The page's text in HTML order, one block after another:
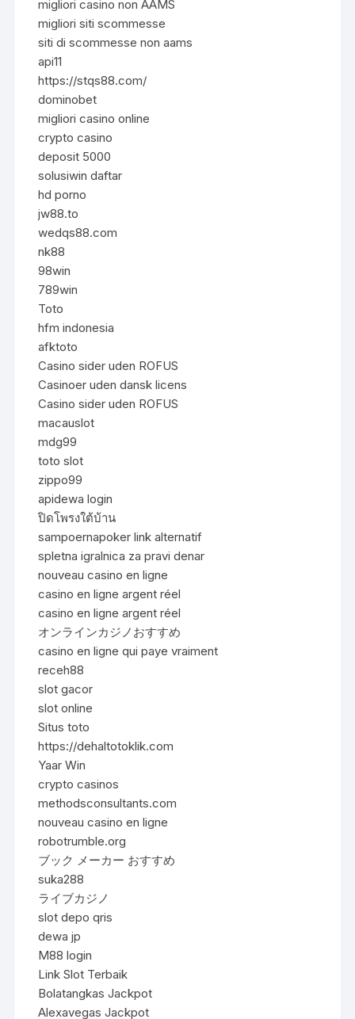
migliori casino non AAMS
migliori siti scommesse
siti di scommesse non aams
api11
https://stqs88.com/
dominobet
migliori casino online
crypto casino
deposit 5000
solusiwin daftar
hd porno
jw88.to
wedqs88.com
nk88
98win
789win
Toto
hfm indonesia
afktoto
Casino sider uden ROFUS
Casinoer uden dansk licens
Casino sider uden ROFUS
macauslot
mdg99
toto slot
zippo99
apidewa login
ปิดโพรงใต้บ้าน
sampoernapoker link alternatif
spletna igralnica za pravi denar
nouveau casino en ligne
casino en ligne argent réel
casino en ligne argent réel
オンラインカジノおすすめ
casino en ligne qui paye vraiment
receh88
slot gacor
slot online
Situs toto
https://dehaltotoklik.com
Yaar Win
crypto casinos
methodsconsultants.com
nouveau casino en ligne
robotrumble.org
ブック メーカー おすすめ
suka288
ライブカジノ
slot depo qris
dewa jp
M88 login
Link Slot Terbaik
Bolatangkas Jackpot
Alexavegas Jackpot